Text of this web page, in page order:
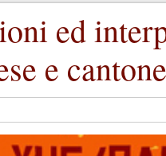
ed
e